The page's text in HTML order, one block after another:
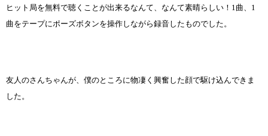
ヒット局を無料で聴くことが出来るなんて、なんて素晴らしい！1曲、1
曲をテープにポーズボタンを操作しながら録音したものでした。
友人のさんちゃんが、僕のところに物凄く興奮した顔で駆け込んできま
した。